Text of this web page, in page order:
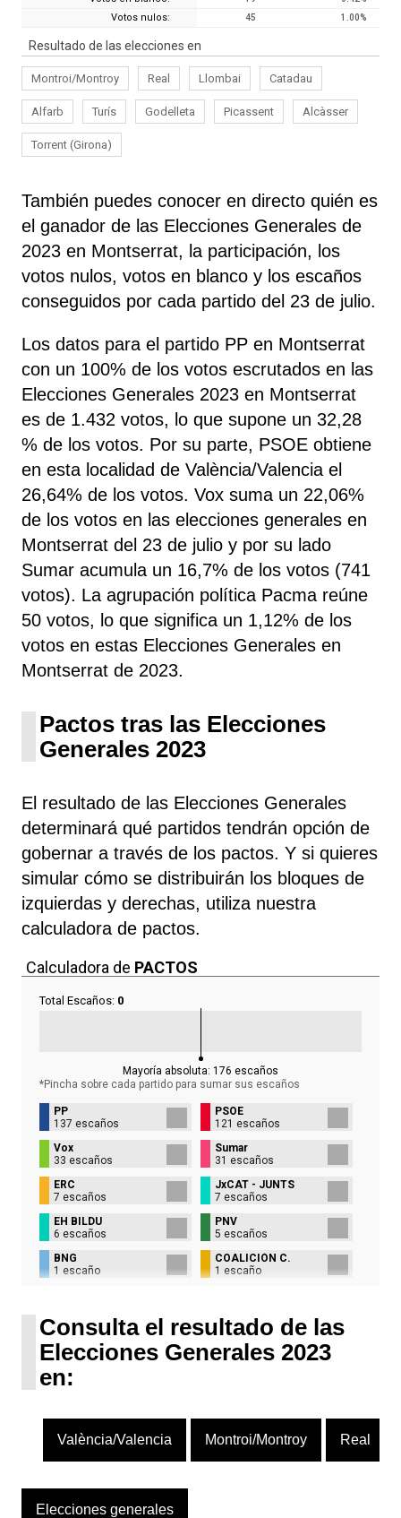
Votos nulos: 45 1.00%
Resultado de las elecciones en
Montroi/Montroy Real Llombai Catadau
Alfarb Turís Godelleta Picassent Alcàsser
Torrent (Girona)
También puedes conocer en directo quién es
el ganador de las Elecciones Generales de
2023 en Montserrat, la participación, los
votos nulos, votos en blanco y los escaños
conseguidos por cada partido del 23 de julio.
Los datos para el partido PP en Montserrat
con un 100% de los votos escrutados en las
Elecciones Generales 2023 en Montserrat
es de 1.432 votos, lo que supone un 32,28
% de los votos. Por su parte, PSOE obtiene
en esta localidad de València/Valencia el
26,64% de los votos. Vox suma un 22,06%
de los votos en las elecciones generales en
Montserrat del 23 de julio y por su lado
Sumar acumula un 16,7% de los votos (741
votos). La agrupación política Pacma reúne
50 votos, lo que significa un 1,12% de los
votos en estas Elecciones Generales en
Montserrat de 2023.
Pactos tras las Elecciones
Generales 2023
El resultado de las Elecciones Generales
determinará qué partidos tendrán opción de
gobernar a través de los pactos. Y si quieres
simular cómo se distribuirán los bloques de
izquierdas y derechas, utiliza nuestra
calculadora de pactos.
Calculadora de PACTOS
Total Escaños: 0
Mayoría absoluta: 176 escaños
*Pincha sobre cada partido para sumar sus escaños
PP
137 escaños
PSOE
121 escaños
Vox
33 escaños
Sumar
31 escaños
ERC
7 escaños
JxCAT - JUNTS
7 escaños
EH BILDU
6 escaños
PNV
5 escaños
BNG
1 escaño
COALICIÓN C.
1 escaño
Consulta el resultado de las
Elecciones Generales 2023
en:
València/Valencia Montroi/Montroy Real
Elecciones generales